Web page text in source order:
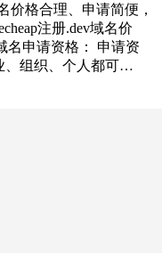
价格合理、申请简便，
注册.dev域名价
名申请资格： 申请资
、组织、个人都可…